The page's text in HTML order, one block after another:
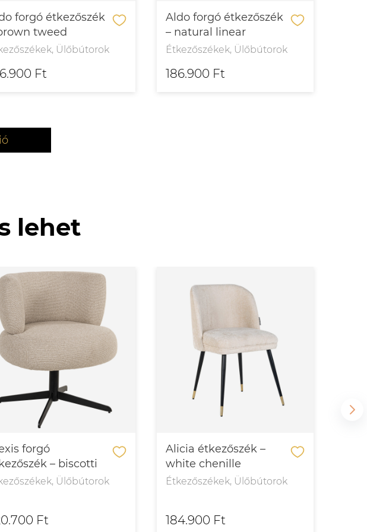
forgó étkezőszék
tweed
Ülőbútorok
Ft
Aldo forgó étkezőszék
– natural linear
Étkezőszékek, Ülőbútorok
186.900 Ft
lehet
forgó
– biscotti
Ülőbútorok
Ft
Alicia étkezőszék –
white chenille
Étkezőszékek, Ülőbútorok
184.900 Ft